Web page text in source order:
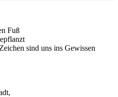
Fuß
sind uns ins Gewissen